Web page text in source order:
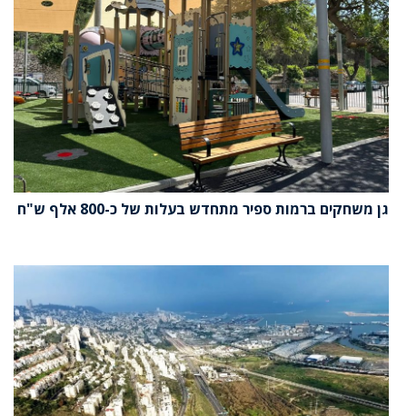
גן משחקים ברמות ספיר מתחדש בעלות של כ-800 אלף ש"ח